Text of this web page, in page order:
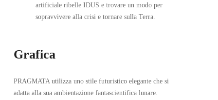
artificiale ribelle IDUS e trovare un modo per
sopravvivere alla crisi e tornare sulla Terra.
Grafica
PRAGMATA utilizza uno stile futuristico elegante che si
adatta alla sua ambientazione fantascientifica lunare.